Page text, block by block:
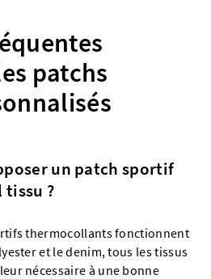
patchs
un patch sportif
?
thermocollants fonctionnent
et le denim, tous les tissus
nécessaire à une bonne